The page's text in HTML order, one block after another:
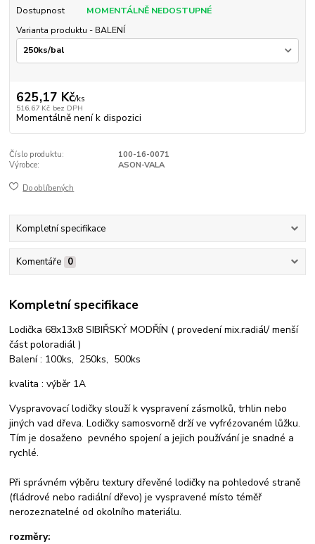
Dostupnost
MOMENTÁLNĚ NEDOSTUPNÉ
Varianta produktu - BALENÍ
625,17 Kč/ks
516,67 Kč bez DPH
Momentálně není k dispozici
Číslo produktu:
100-16-0071
Výrobce:
ASON-VALA
Do oblíbených
Kompletní specifikace
Komentáře 0
Kompletní specifikace
Lodička 68x13x8 SIBIŘSKÝ MODŘÍN ( provedení mix.radiál/ menší
část poloradiál )
Balení : 100ks, 250ks, 500ks
kvalita : výběr 1A
Vyspravovací lodičky slouží k vyspravení zásmolků, trhlin nebo
jiných vad dřeva. Lodičky samosvorně drží ve vyfrézovaném lůžku.
Tím je dosaženo pevného spojení a jejich používání je snadné a
rychlé.
Při správném výběru textury dřevěné lodičky na pohledové straně
(fládrové nebo radiální dřevo) je vyspravené místo téměř
nerozeznatelné od okolního materiálu.
rozměry: